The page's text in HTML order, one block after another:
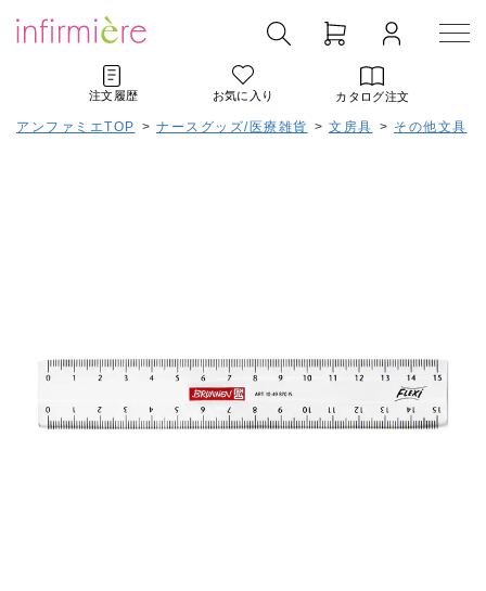
注文履歴 お気に入り カタログ注文
アンファミエTOP > ナースグッズ/医療雑貨 > 文房具 > その他文具